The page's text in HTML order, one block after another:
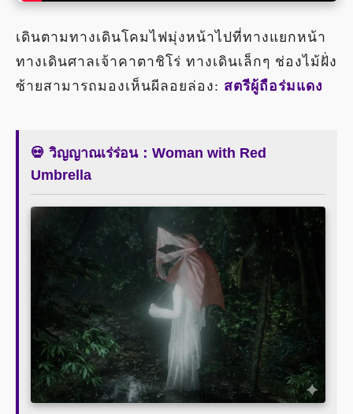
เดินตามทางเดินโคมไฟมุ่งหน้าไปที่ทางแยกหน้า
ทางเดินศาลเจ้าคาตาชิโร่ ทางเดินเล็กๆ ช่องไม้ฝั่ง
ซ้ายสามารถมองเห็นผีลอยล่อง: สตรีผู้ถือร่มแดง
💀 วิญญาณเร่ร่อน：Woman with Red
Umbrella